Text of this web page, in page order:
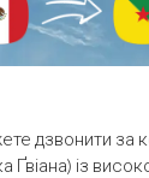
дзвонити за
Ґвіана) із